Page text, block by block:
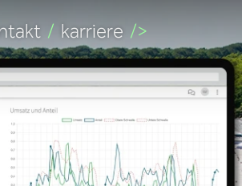
/ karriere />